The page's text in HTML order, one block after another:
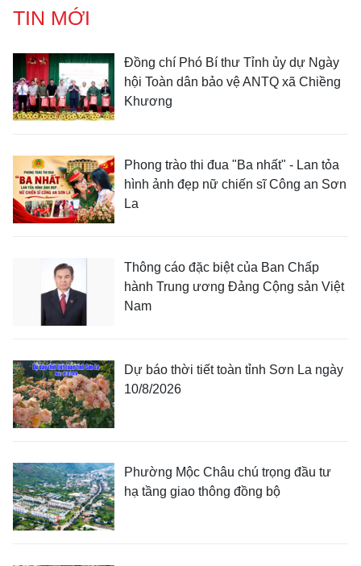
TIN MỚI
Đồng chí Phó Bí thư Tỉnh ủy dự Ngày
hội Toàn dân bảo vệ ANTQ xã Chiềng
Khương
Phong trào thi đua "Ba nhất" - Lan tỏa
hình ảnh đẹp nữ chiến sĩ Công an Sơn
La
Thông cáo đặc biệt của Ban Chấp
hành Trung ương Đảng Cộng sản Việt
Nam
Dự báo thời tiết toàn tỉnh Sơn La ngày
10/8/2026
Phường Mộc Châu chú trọng đầu tư
hạ tầng giao thông đồng bộ